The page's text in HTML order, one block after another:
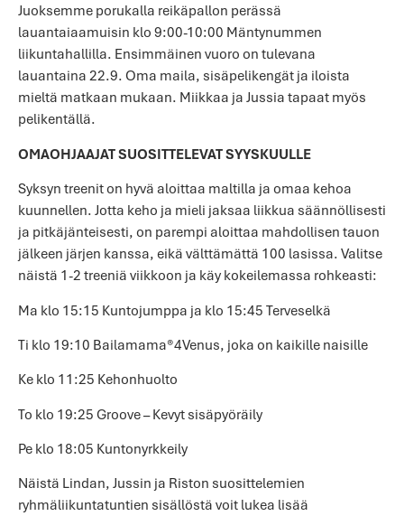
Juoksemme porukalla reikäpallon perässä
lauantaiaamuisin klo 9:00-10:00 Mäntynummen
liikuntahallilla. Ensimmäinen vuoro on tulevana
lauantaina 22.9. Oma maila, sisäpelikengät ja iloista
mieltä matkaan mukaan. Miikkaa ja Jussia tapaat myös
pelikentällä.
OMAOHJAAJAT SUOSITTELEVAT SYYSKUULLE
Syksyn treenit on hyvä aloittaa maltilla ja omaa kehoa
kuunnellen. Jotta keho ja mieli jaksaa liikkua säännöllisesti
ja pitkäjänteisesti, on parempi aloittaa mahdollisen tauon
jälkeen järjen kanssa, eikä välttämättä 100 lasissa. Valitse
näistä 1-2 treeniä viikkoon ja käy kokeilemassa rohkeasti:
Ma klo 15:15 Kuntojumppa ja klo 15:45 Terveselkä
Ti klo 19:10 Bailamama®4Venus, joka on kaikille naisille
Ke klo 11:25 Kehonhuolto
To klo 19:25 Groove – Kevyt sisäpyöräily
Pe klo 18:05 Kuntonyrkkeily
Näistä Lindan, Jussin ja Riston suosittelemien
ryhmäliikuntatuntien sisällöstä voit lukea lisää